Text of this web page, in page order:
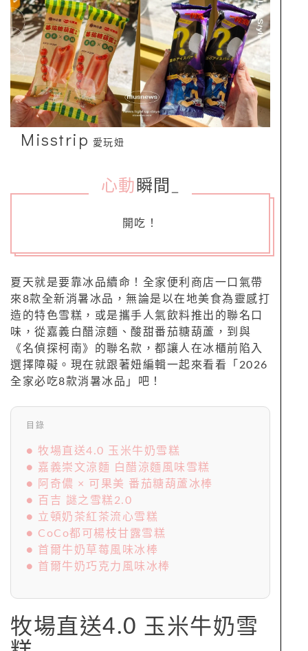
Misstrip 愛玩妞
心動 瞬間
開吃！
夏天就是要靠冰品續命！全家便利商店一口氣帶
來8款全新消暑冰品，無論是以在地美食為靈感打
造的特色雪糕，或是攜手人氣飲料推出的聯名口
味，從嘉義白醋涼麵、酸甜番茄糖葫蘆，到與
《名偵探柯南》的聯名款，都讓人在冰櫃前陷入
選擇障礙。現在就跟著妞編輯一起來看看「2026
全家必吃8款消暑冰品」吧！
目錄
● 牧場直送4.0 玉米牛奶雪糕
● 嘉義崇文涼麵 白醋涼麵風味雪糕
● 阿奇儂 × 可果美 番茄糖葫蘆冰棒
● 百吉 謎之雪糕2.0
● 立頓奶茶紅茶流心雪糕
● CoCo都可楊枝甘露雪糕
● 首爾牛奶草莓風味冰棒
● 首爾牛奶巧克力風味冰棒
牧場直送4.0 玉米牛奶雪